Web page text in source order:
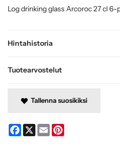
Hintahistoria
Tuotearvostelut
Log drinking glass Arcoroc 27 cl 6-
Tallenna suosikiksi
Facebook
X Email